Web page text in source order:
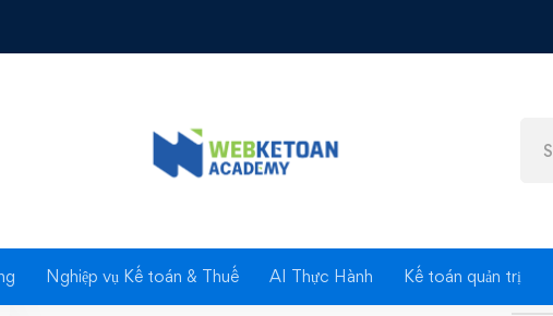
for:
Nghiệp vụ Kế toán & Thuế AI Thực Hành Kế toán quản trị